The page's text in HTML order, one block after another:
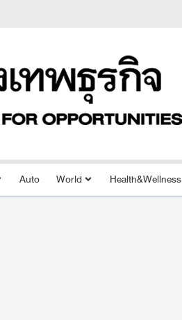
Auto World Health&Wellness